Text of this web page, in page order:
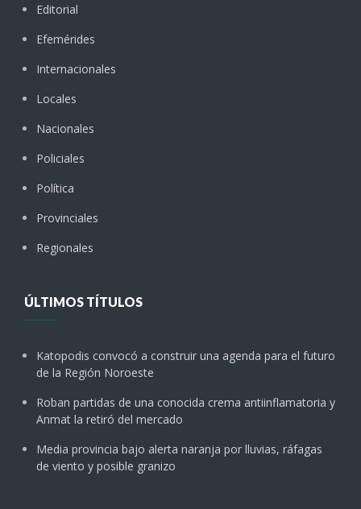
Editorial
Efemérides
Internacionales
Locales
Nacionales
Policiales
Política
Provinciales
Regionales
ÚLTIMOS TÍTULOS
Katopodis convocó a construir una agenda para el futuro
de la Región Noroeste
Roban partidas de una conocida crema antiinflamatoria y
Anmat la retiró del mercado
Media provincia bajo alerta naranja por lluvias, ráfagas
de viento y posible granizo